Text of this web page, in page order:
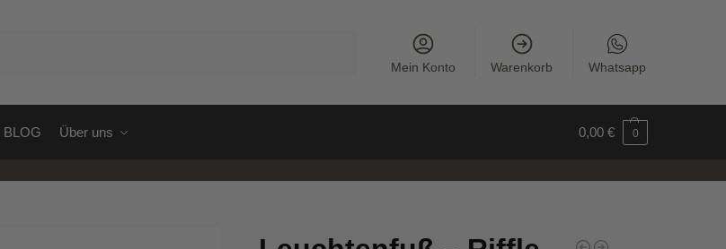
Mein Konto Warenkorb Whatsapp
BLOG Über uns 0,00 € 0